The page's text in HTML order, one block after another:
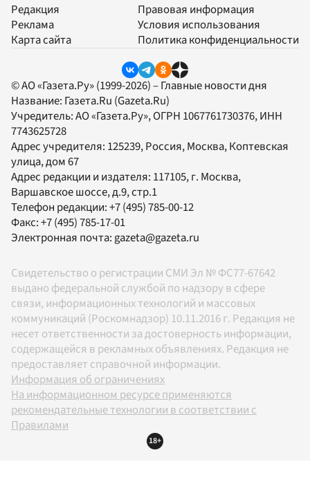
Редакция
Реклама
Карта сайта
Правовая информация
Условия использования
Политика конфиденциальности
© АО «Газета.Ру» (1999-2026) – Главные новости дня
Название: Газета.Ru (Gazeta.Ru)
Учредитель:АО «Газета.Ру», ОГРН 1067761730376, ИНН
7743625728
Адрес учредителя: 125239, Россия, Москва, Коптевская
улица, дом 67
Адрес редакции и издателя: 117105, г. Москва,
Варшавское шоссе, д.9, стр.1
Телефон редакции:+7 (495) 785-00-12
Факс:+7 (495) 785-17-01
Электронная почта:gazeta@gazeta.ru
Свидетельство о регистрации СМИ Эл № ФС77-67642
выдано федеральной службой по надзору в сфере
связи, информационных технологий и массовых
коммуникаций (Роскомнадзор) 10.11.2016 г. Редакция не
несет ответственности за достоверность информации,
содержащейся в рекламных объявлениях. Редакция не
предоставляет справочной информации.
Информация об ограничениях
На информационном ресурсе применяются
рекомендательные технологии в соответствии с
Правилами
18+